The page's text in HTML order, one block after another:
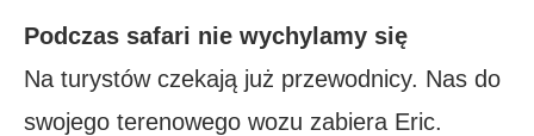
Podczas safari nie wychylamy się
Na turystów czekają już przewodnicy. Nas do
swojego terenowego wozu zabiera Eric.